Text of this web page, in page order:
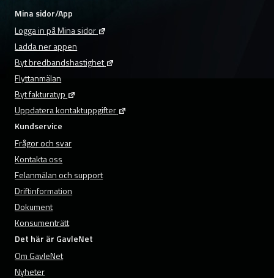
Mina sidor/App
Logga in på Mina sidor
Ladda ner appen
Byt bredbandshastighet
Flyttanmälan
Byt fakturatyp
Uppdatera kontaktuppgifter
Kundservice
Frågor och svar
Kontakta oss
Felanmälan och support
Driftinformation
Dokument
Konsumenträtt
Det här är GavleNet
Om GavleNet
Nyheter